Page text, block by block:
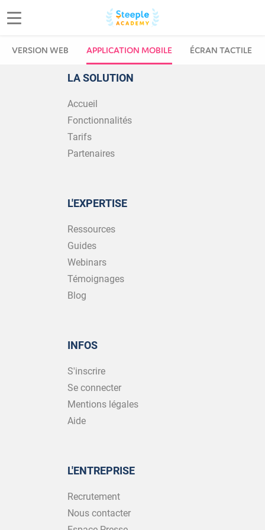
VERSION WEB APPLICATION MOBILE ÉCRAN TACTILE
LA SOLUTION
Accueil
Fonctionnalités
Tarifs
Partenaires
L'EXPERTISE
Ressources
Guides
Webinars
Témoignages
Blog
INFOS
S'inscrire
Se connecter
Mentions légales
Aide
L'ENTREPRISE
Recrutement
Nous contacter